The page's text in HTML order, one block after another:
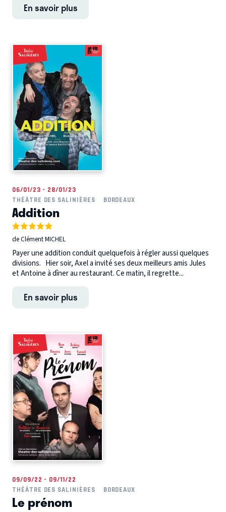
En savoir plus
06/01/23 - 28/01/23
THÉÂTRE DES SALINIÈRES
BORDEAUX
Addition
de Clément MICHEL
Payer une addition conduit quelquefois à régler aussi quelques
divisions. Hier soir, Axel a invité ses deux meilleurs amis Jules
et Antoine à dîner au restaurant. Ce matin, il regrette...
En savoir plus
09/09/22 - 09/11/22
THÉÂTRE DES SALINIÈRES
BORDEAUX
Le prénom